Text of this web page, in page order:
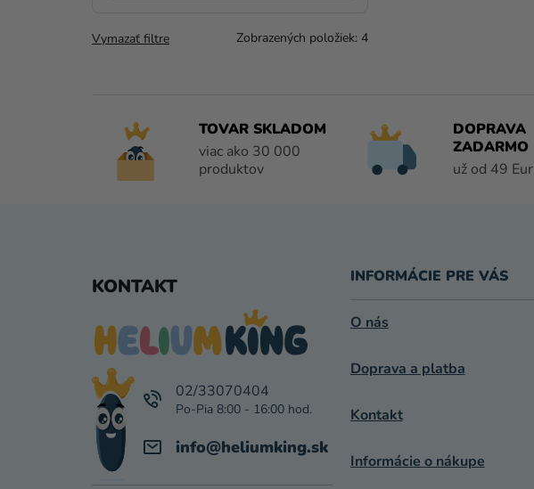
Vymazať filtre Zobrazených položiek: 4
TOVAR SKLADOM
viac ako 30 000
produktov
DOPRAVA
ZADARMO
už od 49 Eur
KONTAKT
info@heliumking.sk
02/33070404
INFORMÁCIE PRE VÁS
O nás
Doprava a platba
Kontakt
Informácie o nákupe